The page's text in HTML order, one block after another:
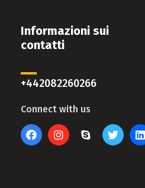
Informazioni sui
contatti
+442082260266
Connect with us